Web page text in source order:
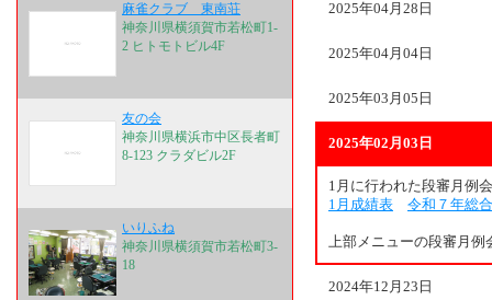
麻雀クラブ 東南荘
神奈川県横須賀市若松町1-
2 ヒトモトビル4F
友の会
神奈川県横浜市中区長者町
8-123 クラダビル2F
いりふね
神奈川県横須賀市若松町3-
18
2025年04月28日
2025年04月04日
2025年03月05日
2025年02月03日
1月に行われた段審月例
1月成績表
令和７年総
上部メニューの段審月例
2024年12月23日